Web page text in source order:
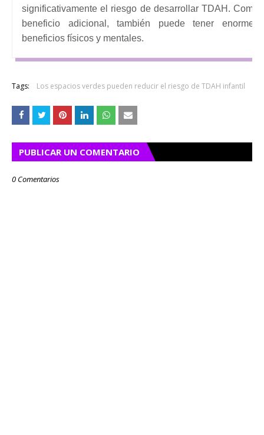
significativamente el riesgo de desarrollar TDAH. Como
beneficio adicional, también puede tener enormes
beneficios físicos y mentales.
Tags: Los espacios verdes pueden reducir el riesgo de TDAH infantil
PUBLICAR UN COMENTARIO
0 Comentarios